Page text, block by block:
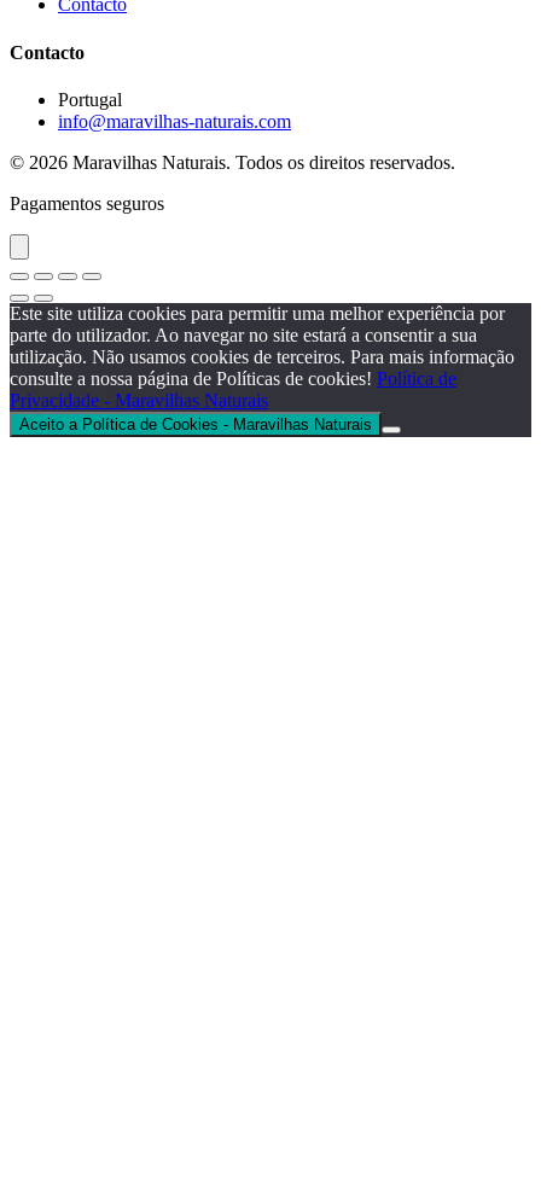
Contacto
Contacto
Portugal
info@maravilhas-naturais.com
© 2026 Maravilhas Naturais. Todos os direitos reservados.
Pagamentos seguros
Este site utiliza cookies para permitir uma melhor experiência por
parte do utilizador. Ao navegar no site estará a consentir a sua
utilização. Não usamos cookies de terceiros. Para mais informação
consulte a nossa página de Políticas de cookies! Política de
Privacidade - Maravilhas Naturais
Aceito a Política de Cookies - Maravilhas Naturais